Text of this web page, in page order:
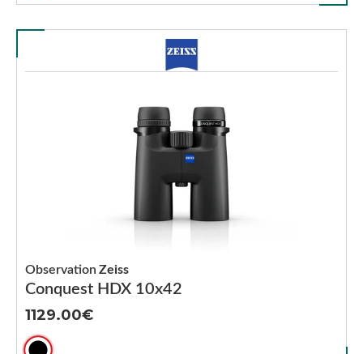
Conquest HDX 10x42
Observation Zeiss
1129.00